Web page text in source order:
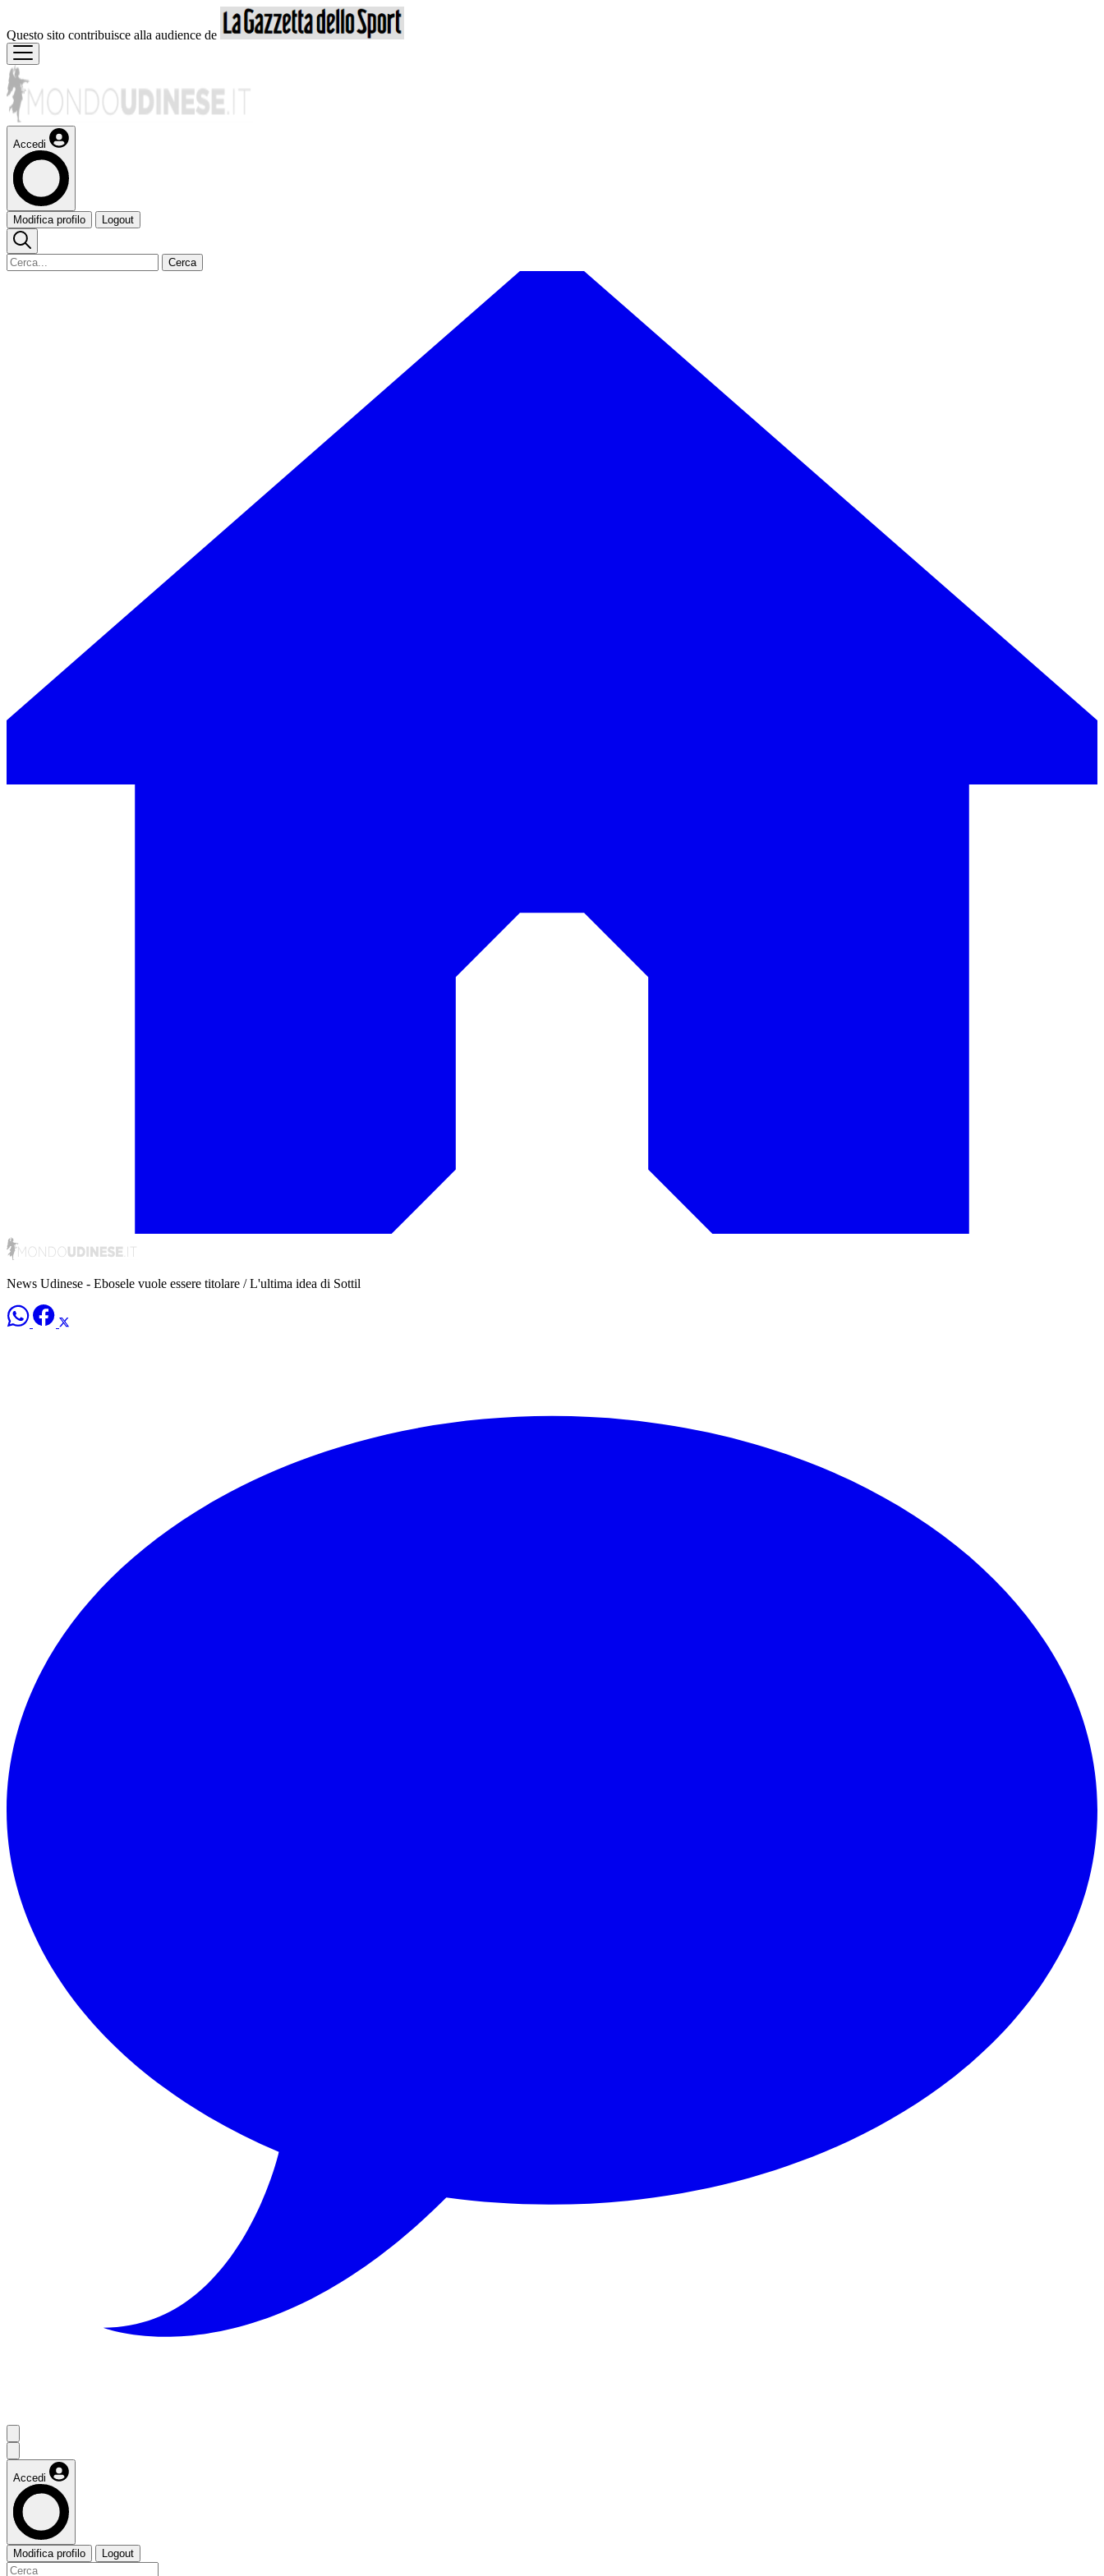
Questo sito contribuisce alla audience de
Accedi
Modifica profilo Logout
Cerca
News Udinese - Ebosele vuole essere titolare / L'ultima idea di Sottil
Accedi
Modifica profilo Logout